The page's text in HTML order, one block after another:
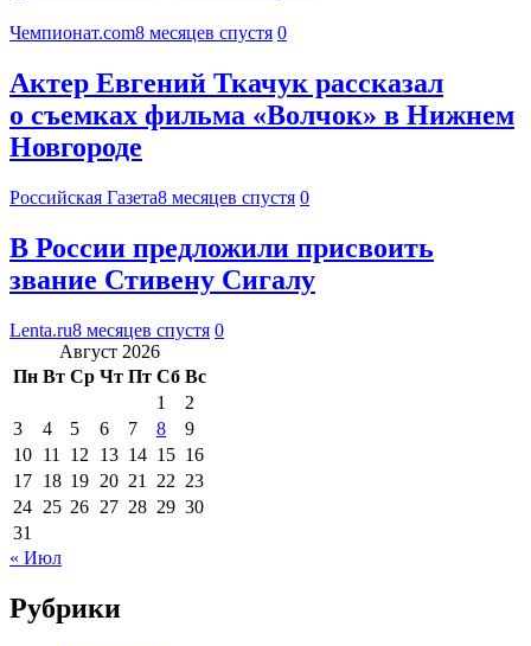
Чемпионат.com8 месяцев спустя 0
Актер Евгений Ткачук рассказал
о съемках фильма «Волчок» в Нижнем
Новгороде
Российская Газета8 месяцев спустя 0
В России предложили присвоить
звание Стивену Сигалу
Lenta.ru8 месяцев спустя 0
Август 2026
Пн Вт Ср Чт Пт Сб Вс
1
2
3
4 5 6 7 8
9
10 11 12 13 14 15 16
17 18 19 20 21 22 23
24 25 26 27 28 29 30
31
« Июл
Рубрики